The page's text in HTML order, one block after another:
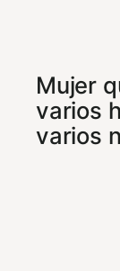
Mujer
varios
varios